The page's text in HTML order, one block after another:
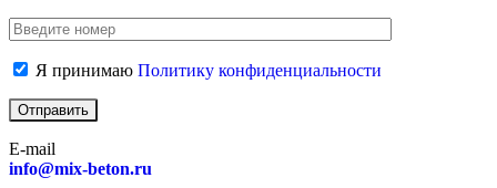
Я принимаю Политику конфиденциальности
E-mail
info@mix-beton.ru